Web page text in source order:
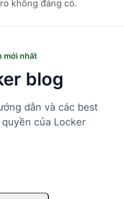
không đáng có.
mới nhất
blog
dẫn và các best
của Locker